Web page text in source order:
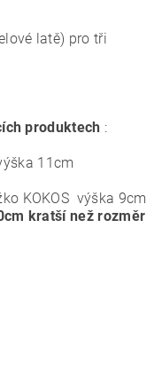
latě) pro tři
produktech :
11cm
KOKOS výška 9cm
kratší než rozměr